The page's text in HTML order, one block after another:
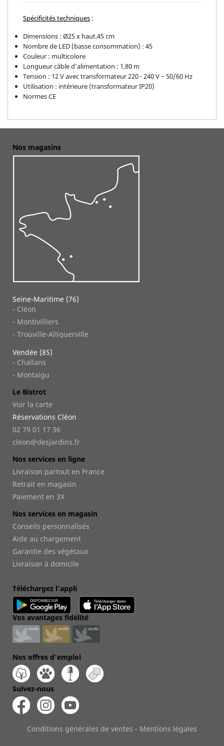
Spécificités techniques :
Dimensions : Ø25 x haut.45 cm
Nombre de LED (basse consommation) : 45
Couleur : multicolore
Longueur câble d'alimentation : 1,80 m
Tension : 12 V avec transformateur 220 - 240 V ~ 50/60 Hz
Utilisation : intérieure (transformateur IP20)
Normes CE
Nos magasins
Seine-Maritime (76)
- Cléon
- Montivilliers
- Trouville-Alliquerville
Vendée (85)
- Challans
- Montaigu
Le Bistrot
Voir la carte
Réservations Cléon
02 79 01 17 36
cleon@desjardins.fr
Nos services en ligne
Livraison partout en France
Retrait en magasin
Paiement en 3X
Nos services en magasin
Conseils personnalisés
Aide au chargement
Garantie des végétaux
Livraison à domicile
Téléchargez l'appli
Vos avantages fidélité
Nos offres d'emploi
Suivez-nous
Conditions générales de ventes - Mentions légales